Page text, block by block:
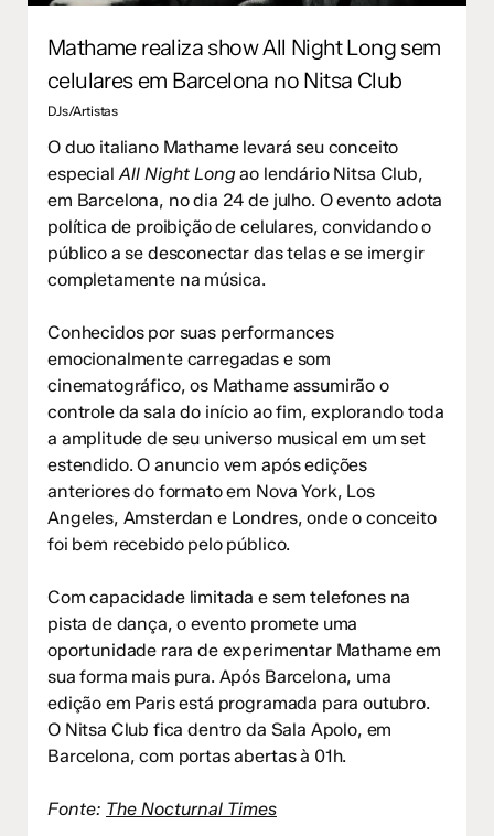
Mathame realiza show All Night Long sem
celulares em Barcelona no Nitsa Club
DJs/Artistas
O duo italiano Mathame levará seu conceito
especialAll Night Long ao lendário Nitsa Club,
em Barcelona, no dia 24 de julho. O evento adota
política de proibição de celulares, convidando o
público a se desconectar das telas e se imergir
completamente na música.
Conhecidos por suas performances
emocionalmente carregadas e som
cinematográfico, os Mathame assumirão o
controle da sala do início ao fim, explorando toda
a amplitude de seu universo musical em um set
estendido. O anuncio vem após edições
anteriores do formato em Nova York, Los
Angeles, Amsterdan e Londres, onde o conceito
foi bem recebido pelo público.
Com capacidade limitada e sem telefones na
pista de dança, o evento promete uma
oportunidade rara de experimentar Mathame em
sua forma mais pura. Após Barcelona, uma
edição em Paris está programada para outubro.
O Nitsa Club fica dentro da Sala Apolo, em
Barcelona, com portas abertas à 01h.
Fonte: The Nocturnal Times